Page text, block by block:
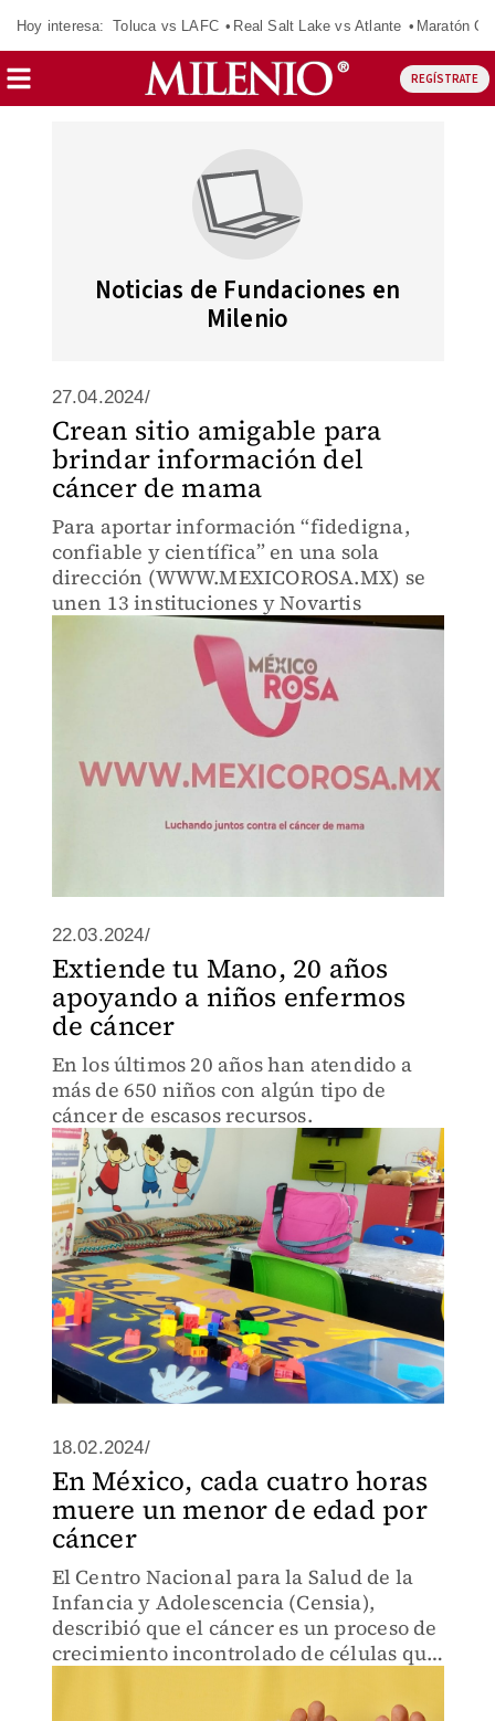
Hoy interesa: Toluca vs LAFC Real Salt Lake vs Atlante Maratón
REGÍSTRATE
Noticias de Fundaciones en
Milenio
27.04.2024/
Crean sitio amigable para
brindar información del
cáncer de mama
Para aportar información “fidedigna,
confiable y científica” en una sola
dirección (WWW.MEXICOROSA.MX) se
unen 13 instituciones y Novartis
22.03.2024/
Extiende tu Mano, 20 años
apoyando a niños enfermos
de cáncer
En los últimos 20 años han atendido a
más de 650 niños con algún tipo de
cáncer de escasos recursos.
18.02.2024/
En México, cada cuatro horas
muere un menor de edad por
cáncer
El Centro Nacional para la Salud de la
Infancia y Adolescencia (Censia),
describió que el cáncer es un proceso de
crecimiento incontrolado de células que